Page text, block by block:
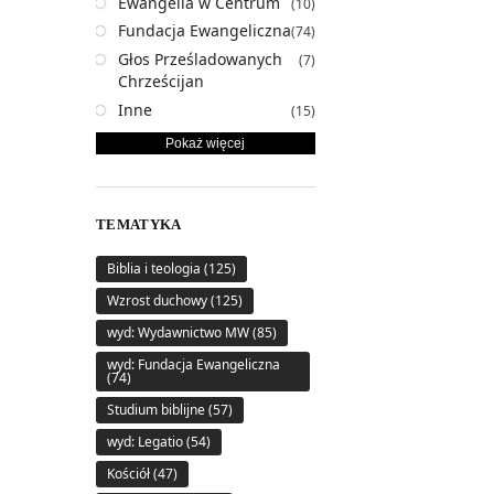
Fundacja Ewangeliczna(74)
Głos Prześladowanych
Chrześcijan
(7)
Inne (15)
Pokaż więcej
TEMATYKA
Biblia i teologia (125)
Wzrost duchowy(125)
wyd: Wydawnictwo MW(85)
wyd: Fundacja Ewangeliczna
(74)
Studium biblijne(57)
wyd: Legatio(54)
Kościół(47)